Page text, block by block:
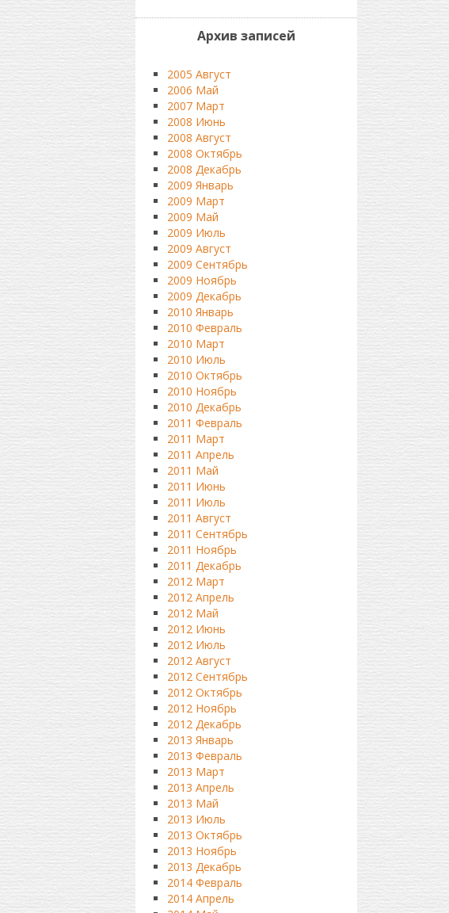
Архив записей
2005 Август
2006 Май
2007 Март
2008 Июнь
2008 Август
2008 Октябрь
2008 Декабрь
2009 Январь
2009 Март
2009 Май
2009 Июль
2009 Август
2009 Сентябрь
2009 Ноябрь
2009 Декабрь
2010 Январь
2010 Февраль
2010 Март
2010 Июль
2010 Октябрь
2010 Ноябрь
2010 Декабрь
2011 Февраль
2011 Март
2011 Апрель
2011 Май
2011 Июнь
2011 Июль
2011 Август
2011 Сентябрь
2011 Ноябрь
2011 Декабрь
2012 Март
2012 Апрель
2012 Май
2012 Июнь
2012 Июль
2012 Август
2012 Сентябрь
2012 Октябрь
2012 Ноябрь
2012 Декабрь
2013 Январь
2013 Февраль
2013 Март
2013 Апрель
2013 Май
2013 Июль
2013 Октябрь
2013 Ноябрь
2013 Декабрь
2014 Февраль
2014 Апрель